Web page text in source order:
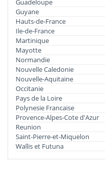
Guadeloupe
Guyane
Hauts-de-France
Ile-de-France
Martinique
Mayotte
Normandie
Nouvelle Caledonie
Nouvelle-Aquitaine
Occitanie
Pays de la Loire
Polynesie Francaise
Provence-Alpes-Cote d'Azur
Reunion
Saint-Pierre-et-Miquelon
Wallis et Futuna